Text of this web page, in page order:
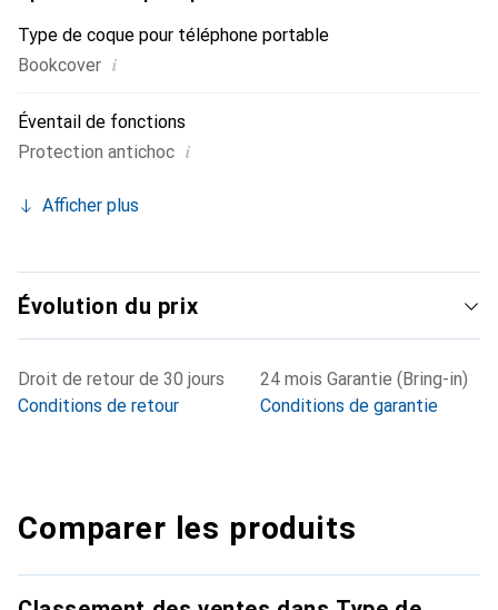
Type de coque pour téléphone portable
Bookcover i
Éventail de fonctions
Protection antichoc i
Afficher plus
Évolution du prix
Droit de retour de 30 jours
Conditions de retour
24 mois Garantie (Bring-in)
Conditions de garantie
Comparer les produits